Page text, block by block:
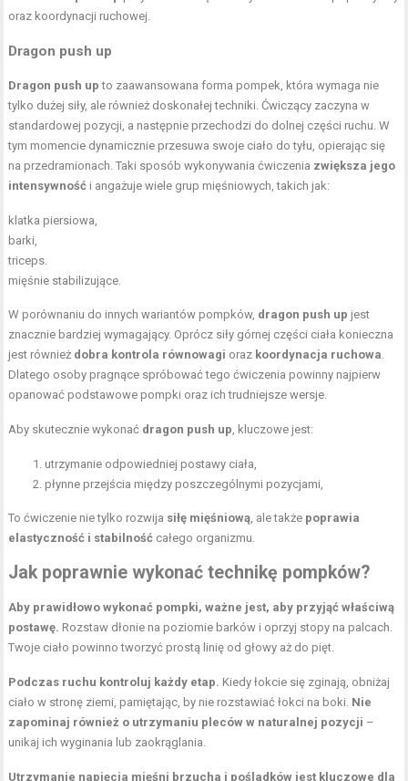
oraz koordynacji ruchowej.
Dragon push up
Dragon push up to zaawansowana forma pompek, która wymaga nie
tylko dużej siły, ale również doskonałej techniki. Ćwiczący zaczyna w
standardowej pozycji, a następnie przechodzi do dolnej części ruchu. W
tym momencie dynamicznie przesuwa swoje ciało do tyłu, opierając się
na przedramionach. Taki sposób wykonywania ćwiczenia zwiększa jego
intensywność i angażuje wiele grup mięśniowych, takich jak:
klatka piersiowa,
barki,
triceps.
mięśnie stabilizujące.
W porównaniu do innych wariantów pompków, dragon push up jest
znacznie bardziej wymagający. Oprócz siły górnej części ciała konieczna
jest również dobra kontrola równowagi oraz koordynacja ruchowa.
Dlatego osoby pragnące spróbować tego ćwiczenia powinny najpierw
opanować podstawowe pompki oraz ich trudniejsze wersje.
Aby skutecznie wykonać dragon push up, kluczowe jest:
utrzymanie odpowiedniej postawy ciała,
płynne przejścia między poszczególnymi pozycjami,
To ćwiczenie nie tylko rozwija siłę mięśniową, ale także poprawia
elastyczność i stabilność całego organizmu.
Jak poprawnie wykonać technikę pompków?
Aby prawidłowo wykonać pompki, ważne jest, aby przyjąć właściwą
postawę. Rozstaw dłonie na poziomie barków i oprzyj stopy na palcach.
Twoje ciało powinno tworzyć prostą linię od głowy aż do pięt.
Podczas ruchu kontroluj każdy etap. Kiedy łokcie się zginają, obniżaj
ciało w stronę ziemi, pamiętając, by nie rozstawiać łokci na boki. Nie
zapominaj również o utrzymaniu pleców w naturalnej pozycji –
unikaj ich wyginania lub zaokrąglania.
Utrzymanie napięcia mięśni brzucha i pośladków jest kluczowe dla